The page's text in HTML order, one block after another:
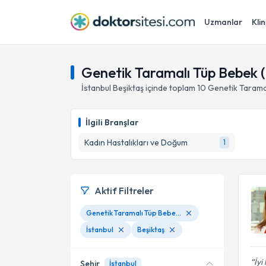
Uzmanlar
Genetik Taramalı Tüp
İstanbul Beşiktaşiçinde toplam 10 Genetik
İlgili Branşlar
Kadın Hastalıkları ve Doğum
1
İyi
Aktif Filtreler
Genetik Taramalı Tüp Bebek (PGT)
İstanbul
Beşiktaş
Şehir İstanbul